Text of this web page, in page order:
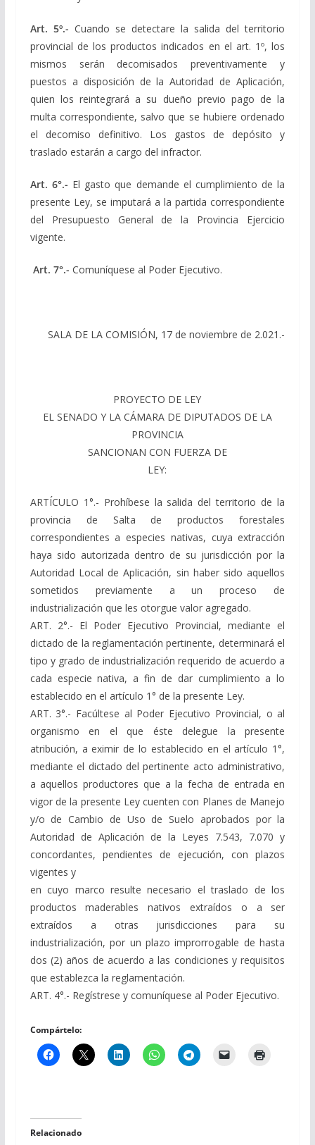
Art. 5º.- Cuando se detectare la salida del territorio
provincial de los productos indicados en el art. 1º, los
mismos serán decomisados preventivamente y
puestos a disposición de la Autoridad de Aplicación,
quien los reintegrará a su dueño previo pago de la
multa correspondiente, salvo que se hubiere ordenado
el decomiso definitivo. Los gastos de depósito y
traslado estarán a cargo del infractor.
Art. 6°.- El gasto que demande el cumplimiento de la
presente Ley, se imputará a la partida correspondiente
del Presupuesto General de la Provincia Ejercicio
vigente.
Art. 7°.- Comuníquese al Poder Ejecutivo.
SALA DE LA COMISIÓN, 17 de noviembre de 2.021.-
PROYECTO DE LEY
EL SENADO Y LA CÁMARA DE DIPUTADOS DE LA
PROVINCIA
SANCIONAN CON FUERZA DE
LEY:
ARTÍCULO 1°.- Prohíbese la salida del territorio de la
provincia de Salta de productos forestales
correspondientes a especies nativas, cuya extracción
haya sido autorizada dentro de su jurisdicción por la
Autoridad Local de Aplicación, sin haber sido aquellos
sometidos previamente a un proceso de
industrialización que les otorgue valor agregado.
ART. 2°.- El Poder Ejecutivo Provincial, mediante el
dictado de la reglamentación pertinente, determinará el
tipo y grado de industrialización requerido de acuerdo a
cada especie nativa, a fin de dar cumplimiento a lo
establecido en el artículo 1° de la presente Ley.
ART. 3°.- Facúltese al Poder Ejecutivo Provincial, o al
organismo en el que éste delegue la presente
atribución, a eximir de lo establecido en el artículo 1°,
mediante el dictado del pertinente acto administrativo,
a aquellos productores que a la fecha de entrada en
vigor de la presente Ley cuenten con Planes de Manejo
y/o de Cambio de Uso de Suelo aprobados por la
Autoridad de Aplicación de la Leyes 7.543, 7.070 y
concordantes, pendientes de ejecución, con plazos
vigentes y
en cuyo marco resulte necesario el traslado de los
productos maderables nativos extraídos o a ser
extraídos a otras jurisdicciones para su
industrialización, por un plazo improrrogable de hasta
dos (2) años de acuerdo a las condiciones y requisitos
que establezca la reglamentación.
ART. 4°.- Regístrese y comuníquese al Poder Ejecutivo.
Compártelo:
Relacionado